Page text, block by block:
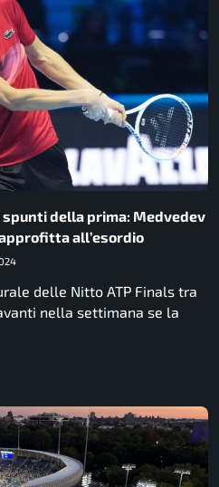
spunti della prima: Medvedev
all’esordio
delle Nitto ATP Finals tra
nella settimana se la